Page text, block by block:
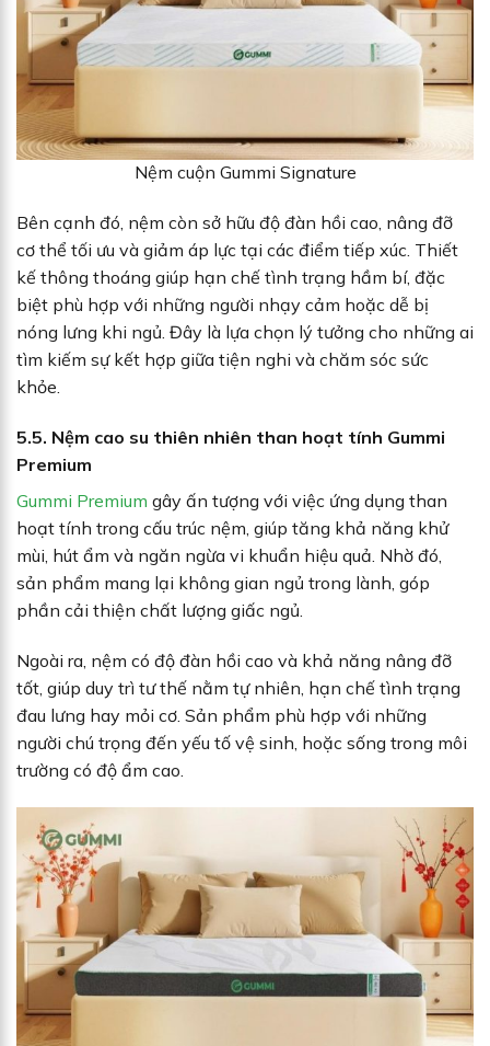
Nệm cuộn Gummi Signature
Bên cạnh đó, nệm còn sở hữu độ đàn hồi cao, nâng đỡ
cơ thể tối ưu và giảm áp lực tại các điểm tiếp xúc. Thiết
kế thông thoáng giúp hạn chế tình trạng hầm bí, đặc
biệt phù hợp với những người nhạy cảm hoặc dễ bị
nóng lưng khi ngủ. Đây là lựa chọn lý tưởng cho những ai
tìm kiếm sự kết hợp giữa tiện nghi và chăm sóc sức
khỏe.
5.5. Nệm cao su thiên nhiên than hoạt tính Gummi
Premium
Gummi Premium gây ấn tượng với việc ứng dụng than
hoạt tính trong cấu trúc nệm, giúp tăng khả năng khử
mùi, hút ẩm và ngăn ngừa vi khuẩn hiệu quả. Nhờ đó,
sản phẩm mang lại không gian ngủ trong lành, góp
phần cải thiện chất lượng giấc ngủ.
Ngoài ra, nệm có độ đàn hồi cao và khả năng nâng đỡ
tốt, giúp duy trì tư thế nằm tự nhiên, hạn chế tình trạng
đau lưng hay mỏi cơ. Sản phẩm phù hợp với những
người chú trọng đến yếu tố vệ sinh, hoặc sống trong môi
trường có độ ẩm cao.